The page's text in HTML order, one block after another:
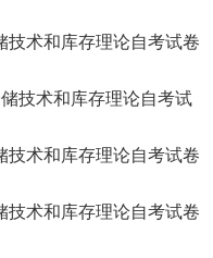
技术和库存理论自考试卷
技术和库存理论自考试
技术和库存理论自考试卷
技术和库存理论自考试卷